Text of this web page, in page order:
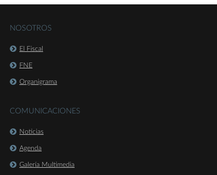
NOSOTROS
El Fiscal
FNE
Organigrama
COMUNICACIONES
Noticias
Agenda
Galería Multimedia